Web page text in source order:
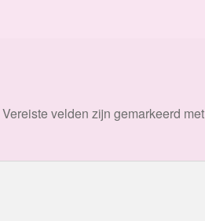
Vereiste velden zijn gemarkeerd met